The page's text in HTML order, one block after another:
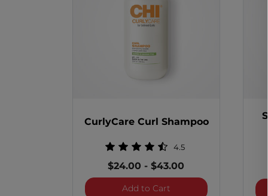
CurlyCare Curl Shampoo
4.5
$24.00 -$43.00
Add to CartCurlyCare Curl